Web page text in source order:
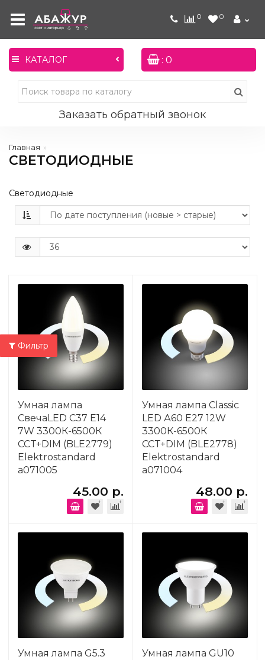
0 0
КАТАЛОГ : 0
Заказать обратный звонок
Главная
СВЕТОДИОДНЫЕ
Светодиодные
Умная лампа
СвечаLED C37 Е14
7W 3300К-6500К
CCT+DIM (BLE2779)
Elektrostandard
a071005
45.00 р.
Умная лампа Classic
LED А60 Е27 12W
3300К-6500К
CCT+DIM (BLE2778)
Elektrostandard
a071004
48.00 р.
Умная лампа G5.3
Умная лампа GU10
Фильтр